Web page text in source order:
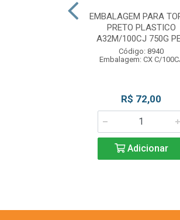
EMBALAGEM PARA
PRETO PLASTICO
A32M/100CJ 750G
Código: 8940
Embalagem: CX C/
R$ 72,00
Adicionar